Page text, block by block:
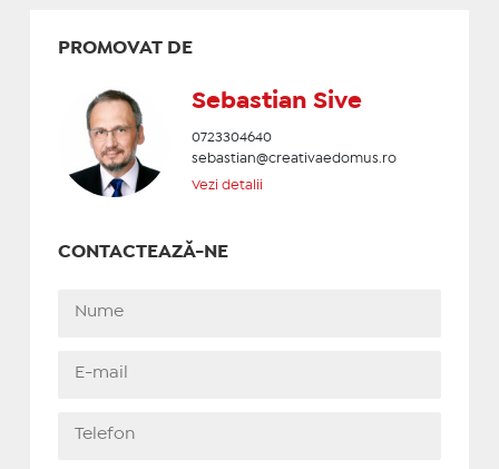
PROMOVAT DE
Sebastian Sive
0723304640
sebastian@creativaedomus.ro
Vezi detalii
CONTACTEAZĂ-NE